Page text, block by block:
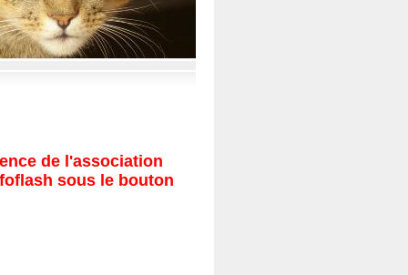
de l'association
sous le bouton